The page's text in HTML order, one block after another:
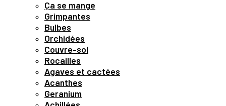
Ça se mange
Grimpantes
Bulbes
Orchidées
Couvre-sol
Rocailles
Agaves et cactées
Acanthes
Geranium